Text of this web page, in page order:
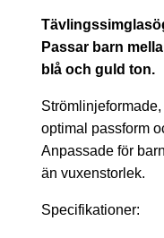
Passar barn
blå och guld ton.
optimal passform
Anpassade för
än vuxenstorlek.
Specifikationer: